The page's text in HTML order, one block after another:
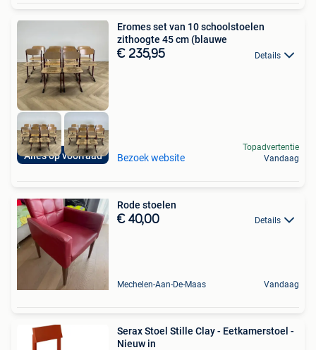
Alles op voorraad
Eromes set van 10 schoolstoelen
zithoogte 45 cm (blauwe
€ 235,95 Details
Bezoek website
Topadvertentie
Vandaag
Rode stoelen
€ 40,00 Details
Mechelen-Aan-De-Maas Vandaag
Serax Stoel Stille Clay - Eetkamerstoel -
Nieuw in